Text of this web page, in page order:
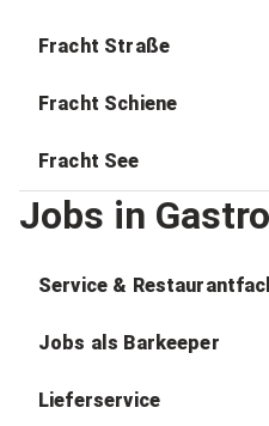
Fracht Straße
Fracht Schiene
Fracht See
Jobs in
Service &
Jobs als Barkeeper
Lieferservice